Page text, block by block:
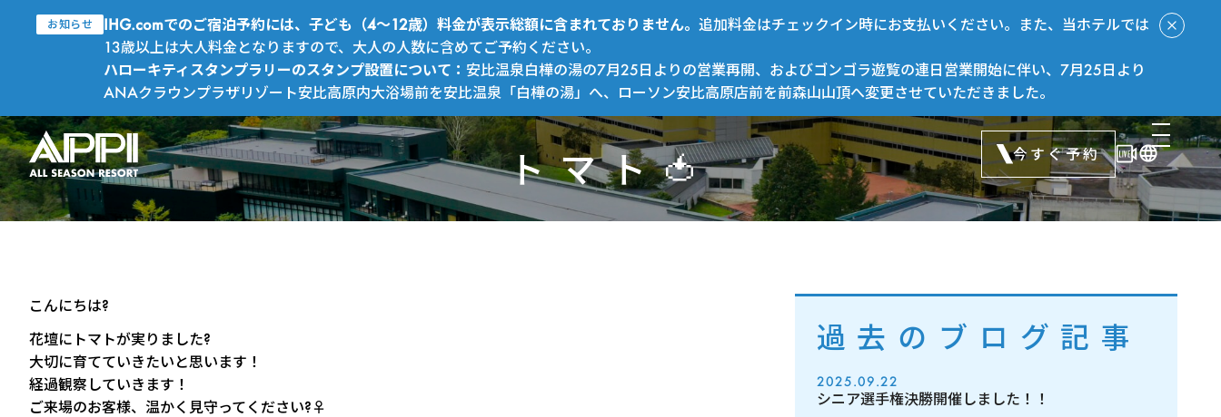
お知らせ IHG.comでのご宿泊予約には、子ども（4～12歳）料金が表示総額に含まれておりません。追加料金はチェックイン時にお支払いください。また、当ホテルでは
13歳以上は大人料金となりますので、大人の人数に含めてご予約ください。
ハローキティスタンプラリーのスタンプ設置について：安比温泉白樺の湯の7月25日よりの営業再開、およびゴンゴラ遊覧の連日営業開始に伴い、7月25日より
ANAクラウンプラザリゾート安比高原内大浴場前を安比温泉「白樺の湯」へ、ローソン安比高原店前を前森山山頂へ変更させていただきました。
今すぐ予約
トマト🍅
こんにちは?
花壇にトマトが実りました?
大切に育てていきたいと思います！
経過観察していきます！
ご来場のお客様、温かく見守ってください?‍♀️
過去のブログ記事
2025.09.22
シニア選手権決勝開催しました！！